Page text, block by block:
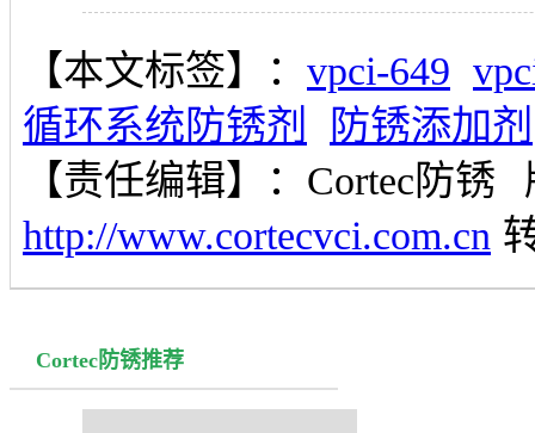
【本文标签】： vpci-649
循环系统防锈剂
防锈添加剂
【责任编辑】： Cortec防锈
http://www.cortecvci.com.cn
Cortec防锈推荐